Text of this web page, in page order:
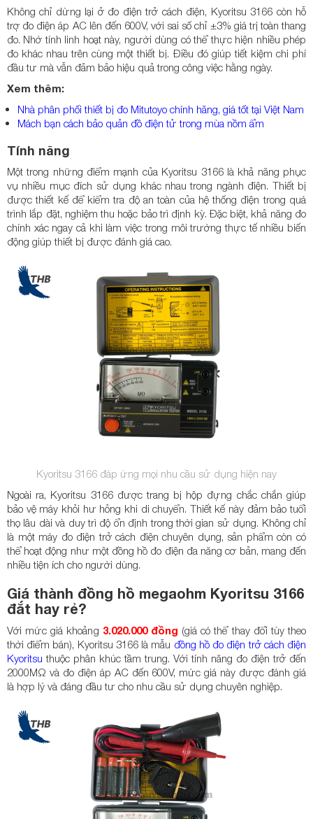
Không chỉ dừng lại ở đo điện trở cách điện, Kyoritsu 3166 còn hỗ
trợ đo điện áp AC lên đến 600V, với sai số chỉ ±3% giá trị toàn thang
đo. Nhờ tính linh hoạt này, người dùng có thể thực hiện nhiều phép
đo khác nhau trên cùng một thiết bị. Điều đó giúp tiết kiệm chi phí
đầu tư mà vẫn đảm bảo hiệu quả trong công việc hằng ngày.
Xem thêm:
Nhà phân phối thiết bị đo Mitutoyo chính hãng, giá tốt tại Việt Nam
Mách bạn cách bảo quản đồ điện tử trong mùa nồm ẩm
Tính năng
Một trong những điểm mạnh của Kyoritsu 3166 là khả năng phục
vụ nhiều mục đích sử dụng khác nhau trong ngành điện. Thiết bị
được thiết kế để kiểm tra độ an toàn của hệ thống điện trong quá
trình lắp đặt, nghiệm thu hoặc bảo trì định kỳ. Đặc biệt, khả năng đo
chính xác ngay cả khi làm việc trong môi trường thực tế nhiều biến
động giúp thiết bị được đánh giá cao.
Kyoritsu 3166 đáp ứng mọi nhu cầu sử dụng hiện nay
Ngoài ra, Kyoritsu 3166 được trang bị hộp đựng chắc chắn giúp
bảo vệ máy khỏi hư hỏng khi di chuyển. Thiết kế này đảm bảo tuổi
thọ lâu dài và duy trì độ ổn định trong thời gian sử dụng. Không chỉ
là một máy đo điện trở cách điện chuyên dụng, sản phẩm còn có
thể hoạt động như một đồng hồ đo điện đa năng cơ bản, mang đến
nhiều tiện ích cho người dùng.
Giá thành đồng hồ megaohm Kyoritsu 3166
đắt hay rẻ?
Với mức giá khoảng 3.020.000 đồng (giá có thể thay đổi tùy theo
thời điểm bán), Kyoritsu 3166 là mẫu đồng hồ đo điện trở cách điện
Kyoritsu thuộc phân khúc tầm trung. Với tính năng đo điện trở đến
2000MΩ và đo điện áp AC đến 600V, mức giá này được đánh giá
là hợp lý và đáng đầu tư cho nhu cầu sử dụng chuyên nghiệp.